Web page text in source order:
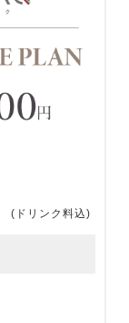
(ドリンク料込)